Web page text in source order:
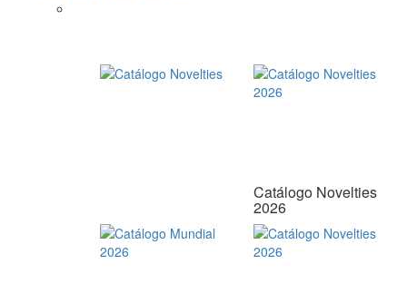
Catálogo Novelties
2026